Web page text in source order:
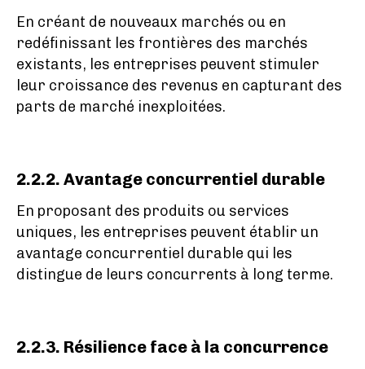
En créant de nouveaux marchés ou en
redéfinissant les frontières des marchés
existants, les entreprises peuvent stimuler
leur croissance des revenus en capturant des
parts de marché inexploitées.
2.2.2. Avantage concurrentiel durable
En proposant des produits ou services
uniques, les entreprises peuvent établir un
avantage concurrentiel durable qui les
distingue de leurs concurrents à long terme.
2.2.3. Résilience face à la concurrence